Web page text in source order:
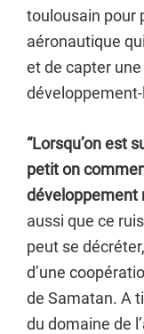
toulousain pour
aéronautique
et de capter
développement-
“Lorsqu’on est
petit on
développement
aussi que ce
peut se
d’une
de Samatan. A
du domaine de